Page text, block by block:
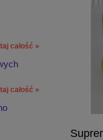
całość »
całość »